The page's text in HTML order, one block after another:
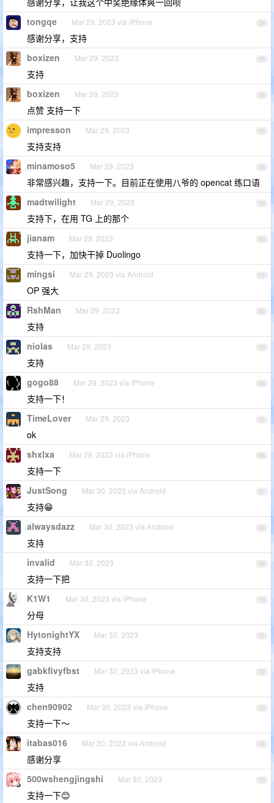
54
tongqe Mar 29, 2023 via iPhone
感谢分享，支持
55
boxizen Mar 29, 2023
支持
56
boxizen Mar 29, 2023
点赞 支持一下
57
impresson Mar 29, 2023
支持支持
58
minamoso5 Mar 29, 2023
非常感兴趣，支持一下。目前正在使用八爷的 opencat 练口语
59
madtwilight Mar 29, 2023
支持下，在用 TG 上的那个
60
jianam Mar 29, 2023
支持一下，加快干掉 Duolingo
61
mingsi Mar 29, 2023 via Android
OP 强大
62
RshMan Mar 29, 2023
支持
63
niolas Mar 29, 2023
支持
64
gogo88 Mar 29, 2023 via iPhone
支持一下！
65
TimeLover Mar 29, 2023
ok
66
shxlxa Mar 29, 2023 via iPhone
支持一下
67
JustSong Mar 30, 2023 via Android
支持😁
68
alwaysdazz Mar 30, 2023 via Android
支持
69
invalid Mar 30, 2023
支持一下把
70
K1W1 Mar 30, 2023 via iPhone
分母
71
HytonightYX Mar 30, 2023
支持支持
72
gabkfivyfbst Mar 30, 2023 via iPhone
支持
73
chen90902 Mar 30, 2023 via iPhone
支持一下～
74
itabas016 Mar 30, 2023 via Android
感谢分享
75
500wshengjingshi Mar 30, 2023
支持一下😊